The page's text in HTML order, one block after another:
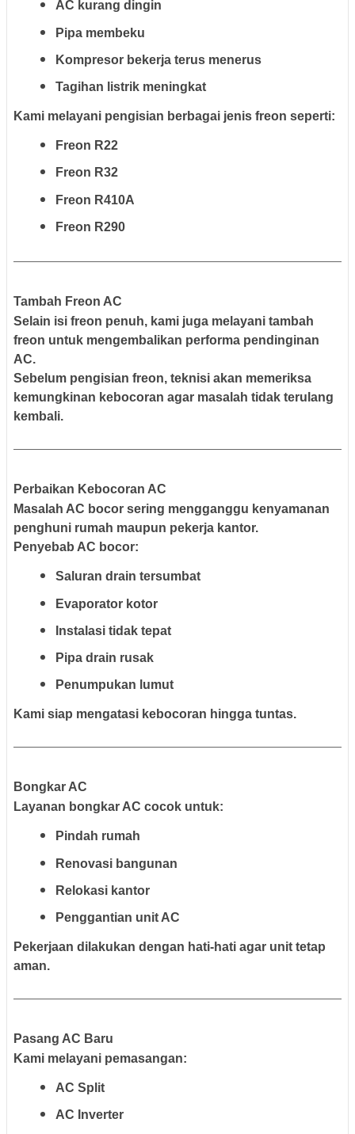
AC kurang dingin
Pipa membeku
Kompresor bekerja terus menerus
Tagihan listrik meningkat
Kami melayani pengisian berbagai jenis freon seperti:
Freon R22
Freon R32
Freon R410A
Freon R290
Tambah Freon AC
Selain isi freon penuh, kami juga melayani tambah
freon untuk mengembalikan performa pendinginan
AC.
Sebelum pengisian freon, teknisi akan memeriksa
kemungkinan kebocoran agar masalah tidak terulang
kembali.
Perbaikan Kebocoran AC
Masalah AC bocor sering mengganggu kenyamanan
penghuni rumah maupun pekerja kantor.
Penyebab AC bocor:
Saluran drain tersumbat
Evaporator kotor
Instalasi tidak tepat
Pipa drain rusak
Penumpukan lumut
Kami siap mengatasi kebocoran hingga tuntas.
Bongkar AC
Layanan bongkar AC cocok untuk:
Pindah rumah
Renovasi bangunan
Relokasi kantor
Penggantian unit AC
Pekerjaan dilakukan dengan hati-hati agar unit tetap
aman.
Pasang AC Baru
Kami melayani pemasangan:
AC Split
AC Inverter